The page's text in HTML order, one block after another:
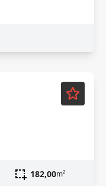
Mobiliado
182,00m²